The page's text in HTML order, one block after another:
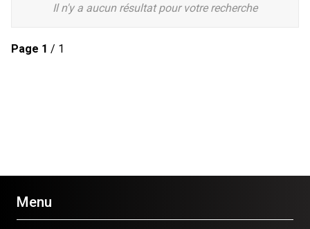
Il n'y a aucun résultat pour votre recherche
Page 1 / 1
Menu